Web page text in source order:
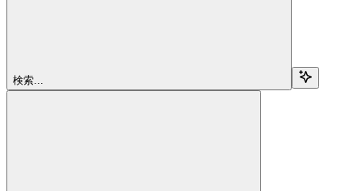
検索...